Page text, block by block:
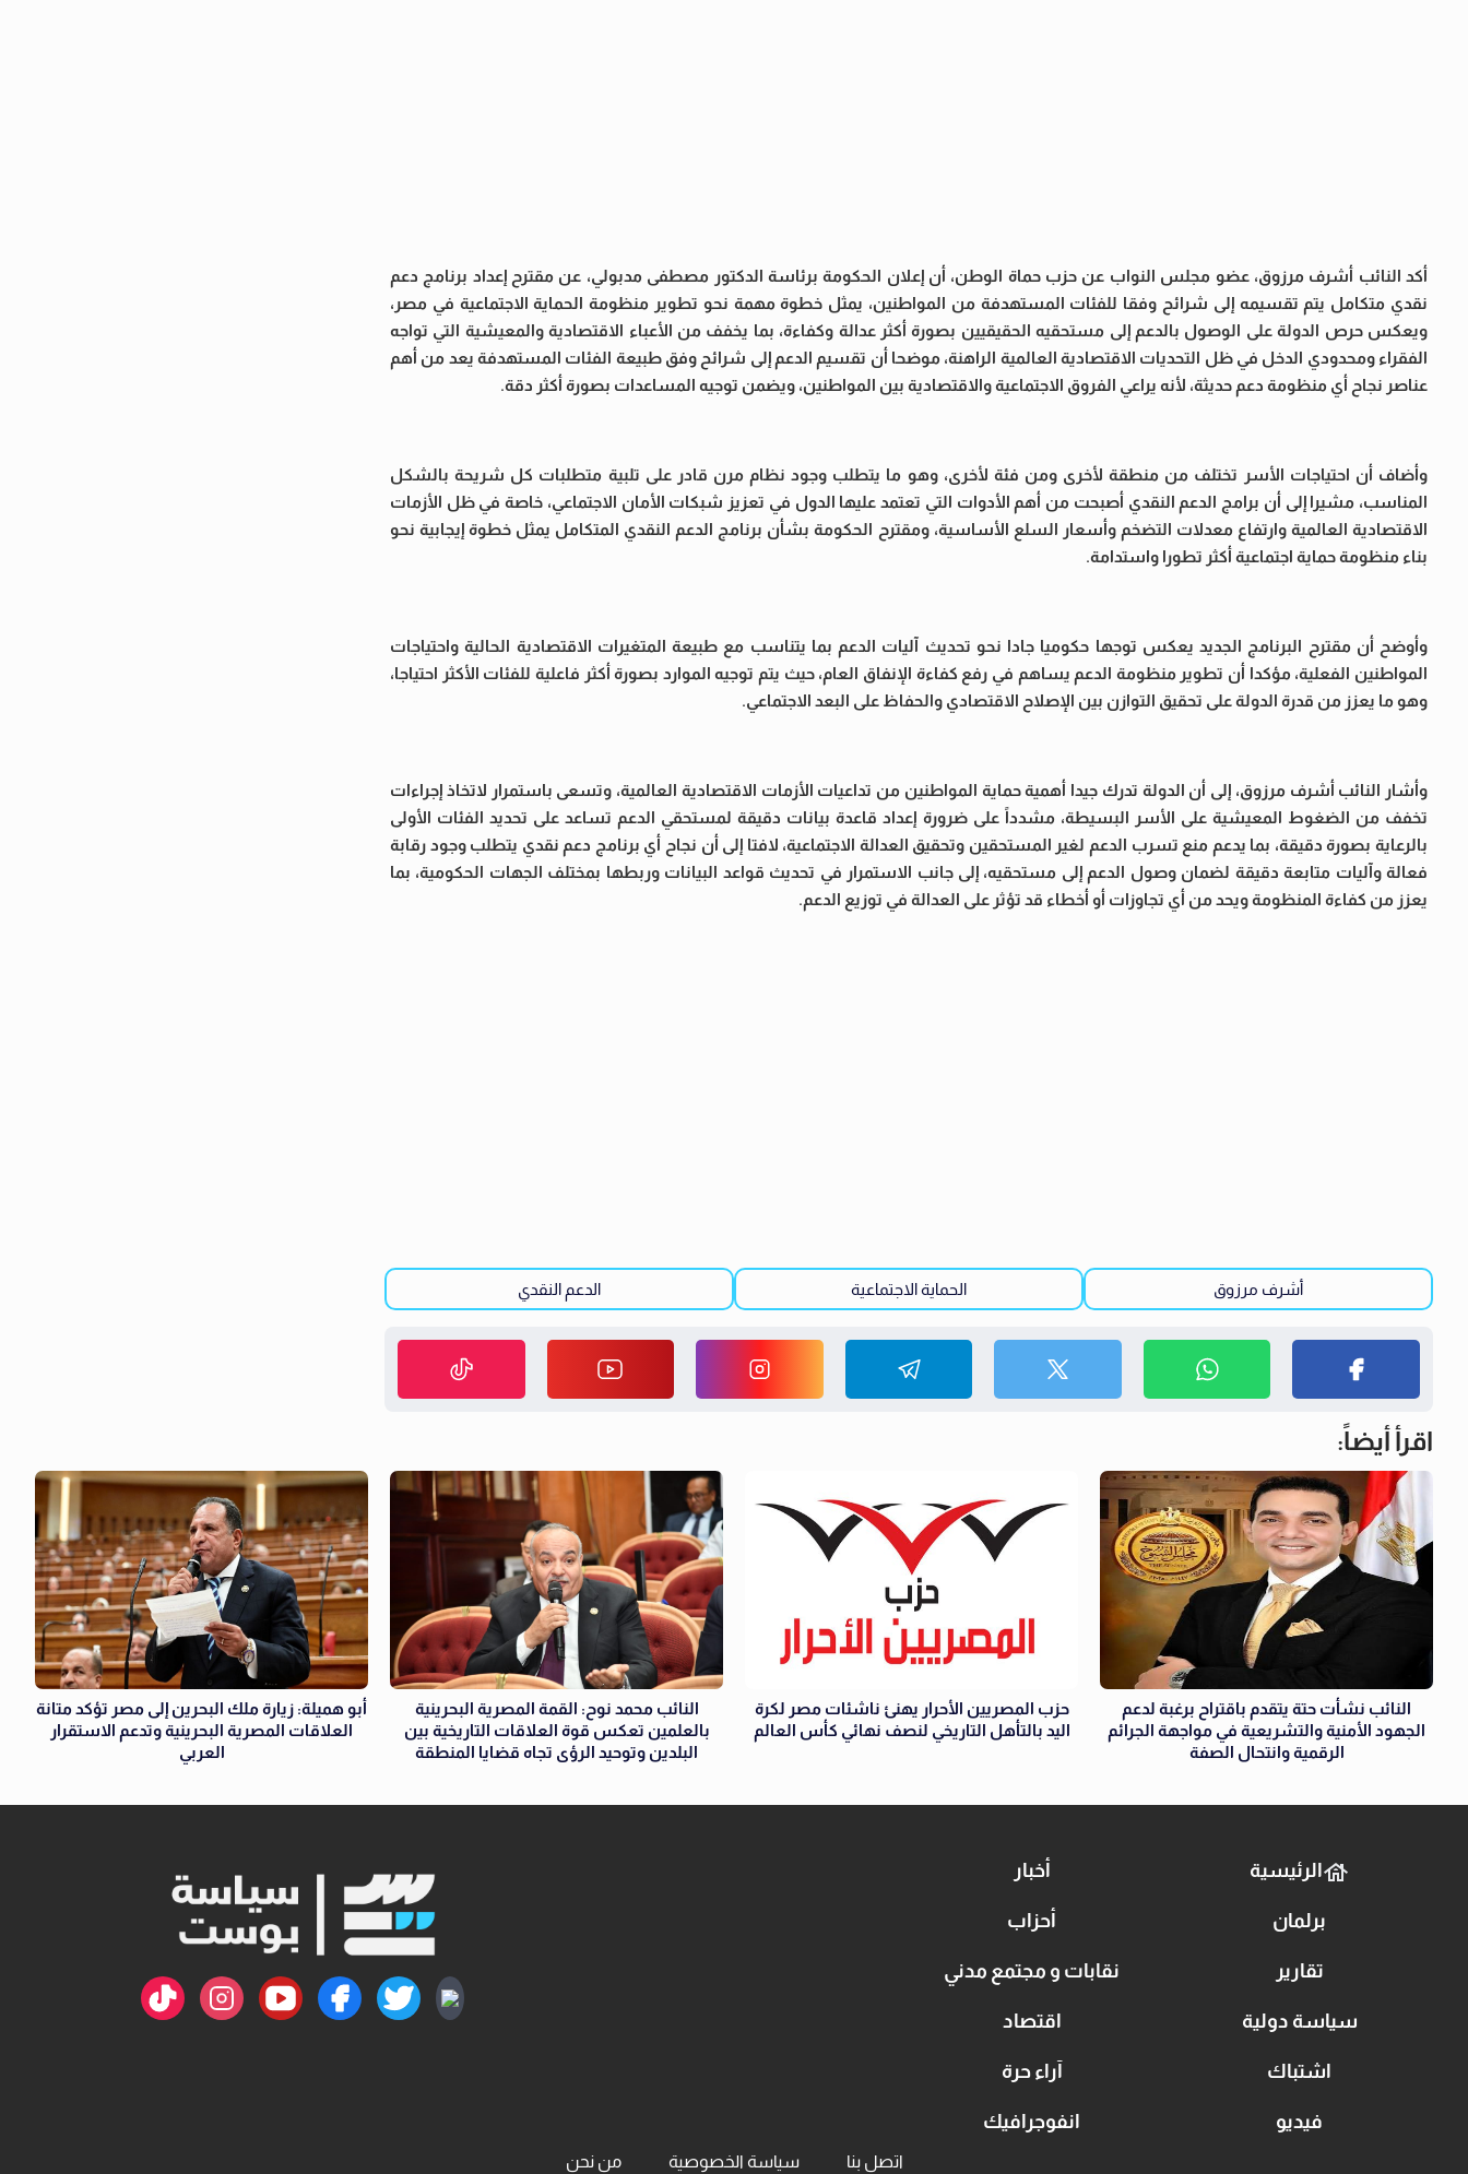
أكد النائب أشرف مرزوق، عضو مجلس النواب عن حزب حماة الوطن، أن إعلان الحكومة برئاسة الدكتور مصطفى مدبولي، عن مقترح إعداد برنامج دعم
نقدي متكامل يتم تقسيمه إلى شرائح وفقا للفئات المستهدفة من المواطنين، يمثل خطوة مهمة نحو تطوير منظومة الحماية الاجتماعية في مصر،
ويعكس حرص الدولة على الوصول بالدعم إلى مستحقيه الحقيقيين بصورة أكثر عدالة وكفاءة، بما يخفف من الأعباء الاقتصادية والمعيشية التي تواجه
الفقراء ومحدودي الدخل في ظل التحديات الاقتصادية العالمية الراهنة، موضحا أن تقسيم الدعم إلى شرائح وفق طبيعة الفئات المستهدفة يعد من أهم
عناصر نجاح أي منظومة دعم حديثة، لأنه يراعي الفروق الاجتماعية والاقتصادية بين المواطنين، ويضمن توجيه المساعدات بصورة أكثر دقة.
وأضاف أن احتياجات الأسر تختلف من منطقة لأخرى ومن فئة لأخرى، وهو ما يتطلب وجود نظام مرن قادر على تلبية متطلبات كل شريحة بالشكل
المناسب، مشيرا إلى أن برامج الدعم النقدي أصبحت من أهم الأدوات التي تعتمد عليها الدول في تعزيز شبكات الأمان الاجتماعي، خاصة في ظل الأزمات
الاقتصادية العالمية وارتفاع معدلات التضخم وأسعار السلع الأساسية، ومقترح الحكومة بشأن برنامج الدعم النقدي المتكامل يمثل خطوة إيجابية نحو
بناء منظومة حماية اجتماعية أكثر تطورا واستدامة.
وأوضح أن مقترح البرنامج الجديد يعكس توجها حكوميا جادا نحو تحديث آليات الدعم بما يتناسب مع طبيعة المتغيرات الاقتصادية الحالية واحتياجات
المواطنين الفعلية، مؤكدا أن تطوير منظومة الدعم يساهم في رفع كفاءة الإنفاق العام، حيث يتم توجيه الموارد بصورة أكثر فاعلية للفئات الأكثر احتياجا،
وهو ما يعزز من قدرة الدولة على تحقيق التوازن بين الإصلاح الاقتصادي والحفاظ على البعد الاجتماعي.
وأشار النائب أشرف مرزوق، إلى أن الدولة تدرك جيدا أهمية حماية المواطنين من تداعيات الأزمات الاقتصادية العالمية، وتسعى باستمرار لاتخاذ إجراءات
تخفف من الضغوط المعيشية على الأسر البسيطة، مشدداً على ضرورة إعداد قاعدة بيانات دقيقة لمستحقي الدعم تساعد على تحديد الفئات الأولى
بالرعاية بصورة دقيقة، بما يدعم منع تسرب الدعم لغير المستحقين وتحقيق العدالة الاجتماعية، لافتا إلى أن نجاح أي برنامج دعم نقدي يتطلب وجود رقابة
فعالة وآليات متابعة دقيقة لضمان وصول الدعم إلى مستحقيه، إلى جانب الاستمرار في تحديث قواعد البيانات وربطها بمختلف الجهات الحكومية، بما
يعزز من كفاءة المنظومة ويحد من أي تجاوزات أو أخطاء قد تؤثر على العدالة في توزيع الدعم.
أشرف مرزوق الحماية الاجتماعية الدعم النقدي
اقرأ أيضاً:
النائب نشأت حتة يتقدم باقتراح برغبة لدعم
الجهود الأمنية والتشريعية في مواجهة الجرائم
الرقمية وانتحال الصفة
حزب المصريين الأحرار يهنئ ناشئات مصر لكرة
اليد بالتأهل التاريخي لنصف نهائي كأس العالم
النائب محمد نوح: القمة المصرية البحرينية
بالعلمين تعكس قوة العلاقات التاريخية بين
البلدين وتوحيد الرؤى تجاه قضايا المنطقة
أبو هميلة: زيارة ملك البحرين إلى مصر تؤكد متانة
العلاقات المصرية البحرينية وتدعم الاستقرار
العربي
الرئيسية أخبار
برلمان أحزاب
تقارير نقابات و مجتمع مدني
سياسة دولية اقتصاد
اشتباك آراء حرة
فيديو انفوجرافيك
اتصل بنا سياسة الخصوصية من نحن